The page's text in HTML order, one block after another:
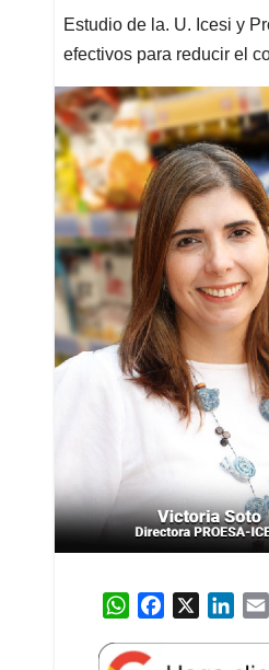
Estudio de la. U. Icesi y
efectivos para reducir el
W
a